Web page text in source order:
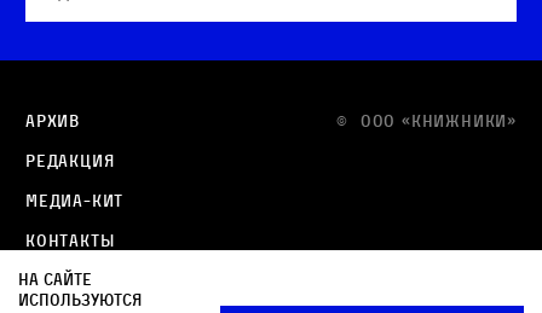
© OOO «КНИЖНИКИ»
Архив
Редакция
Медиа-кит
Контакты
Политика в отношении обработки персональных
данных
На сайте
используются